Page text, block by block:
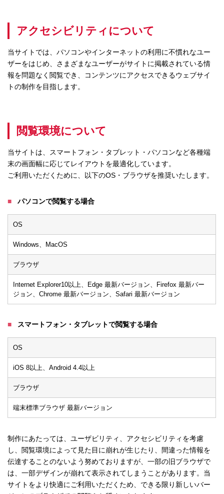
アクセシビリティについて
当サイトでは、パソコンやインターネットの利用に不慣れなユー
ザーをはじめ、さまざまなユーザーがサイトに掲載されている情
報を問題なく閲覧でき、コンテンツにアクセスできるウェブサイ
トの制作を目指します。
閲覧環境について
当サイトは、スマートフォン・タブレット・パソコンなど各種端
末の画面幅に応じてレイアウトを最適化しています。
ご利用いただくために、以下のOS・ブラウザを推奨いたします。
パソコンで閲覧する場合
OS
Windows、MacOS
ブラウザ
Internet Explorer10以上、Edge 最新バージョン、Firefox 最新バー
ジョン、Chrome 最新バージョン、Safari 最新バージョン
スマートフォン・タブレットで閲覧する場合
OS
iOS 8以上、Android 4.4以上
ブラウザ
端末標準ブラウザ 最新バージョン
制作にあたっては、ユーザビリティ、アクセシビリティを考慮
し、閲覧環境によって見た目に崩れが生じたり、間違った情報を
伝達することのないよう努めておりますが、一部の旧ブラウザで
は、一部デザインが崩れて表示されてしまうことがあります。当
サイトをより快適にご利用いただくため、できる限り新しいバー